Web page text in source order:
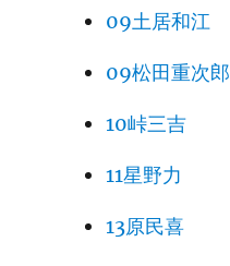
09土居和江
09松田重次郎
10峠三吉
11星野力
13原民喜